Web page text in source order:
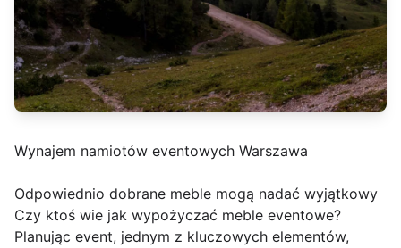
Wynajem namiotów eventowych Warszawa
Odpowiednio dobrane meble mogą nadać wyjątkowy
Czy ktoś wie jak wypożyczać meble eventowe?
Planując event, jednym z kluczowych elementów,